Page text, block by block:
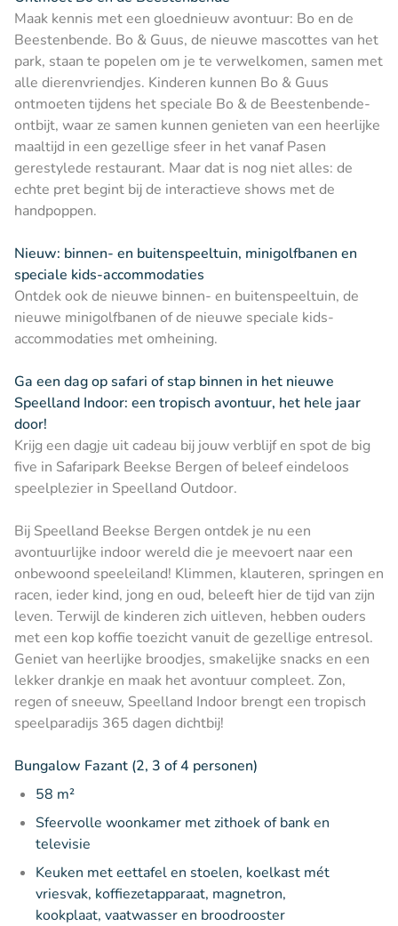
Maak kennis met een gloednieuw avontuur: Bo en de
Beestenbende. Bo & Guus, de nieuwe mascottes van het
park, staan te popelen om je te verwelkomen, samen met
alle dierenvriendjes. Kinderen kunnen Bo & Guus
ontmoeten tijdens het speciale Bo & de Beestenbende-
ontbijt, waar ze samen kunnen genieten van een heerlijke
maaltijd in een gezellige sfeer in het vanaf Pasen
gerestylede restaurant. Maar dat is nog niet alles: de
echte pret begint bij de interactieve shows met de
handpoppen.
Nieuw: binnen- en buitenspeeltuin, minigolfbanen en
speciale kids-accommodaties
Ontdek ook de nieuwe binnen- en buitenspeeltuin, de
nieuwe minigolfbanen of de nieuwe speciale kids-
accommodaties met omheining.
Ga een dag op safari of stap binnen in het nieuwe
Speelland Indoor: een tropisch avontuur, het hele jaar
door!
Krijg een dagje uit cadeau bij jouw verblijf en spot de big
five in Safaripark Beekse Bergen of beleef eindeloos
speelplezier in Speelland Outdoor.
Bij Speelland Beekse Bergen ontdek je nu een
avontuurlijke indoor wereld die je meevoert naar een
onbewoond speeleiland! Klimmen, klauteren, springen en
racen, ieder kind, jong en oud, beleeft hier de tijd van zijn
leven. Terwijl de kinderen zich uitleven, hebben ouders
met een kop koffie toezicht vanuit de gezellige entresol.
Geniet van heerlijke broodjes, smakelijke snacks en een
lekker drankje en maak het avontuur compleet. Zon,
regen of sneeuw, Speelland Indoor brengt een tropisch
speelparadijs 365 dagen dichtbij!
Bungalow Fazant (2, 3 of 4 personen)
58 m²
Sfeervolle woonkamer met zithoek of bank en
televisie
Keuken met eettafel en stoelen, koelkast mét
vriesvak, koffiezetapparaat, magnetron,
kookplaat, vaatwasser en broodrooster